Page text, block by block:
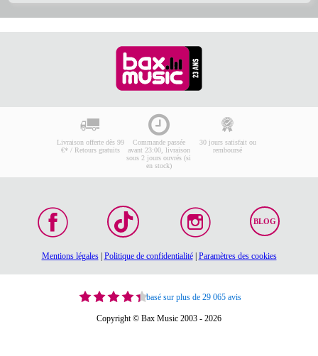
Livraison offerte dès 99
€* / Retours gratuits
Commande passée
avant 23:00, livraison
sous 2 jours ouvrés (si
en stock)
30 jours satisfait ou
remboursé
BLOG
Mentions légales| Politique de confidentialité| Paramètres des cookies
basé sur plus de 29 065 avis
Copyright © Bax Music 2003 - 2026